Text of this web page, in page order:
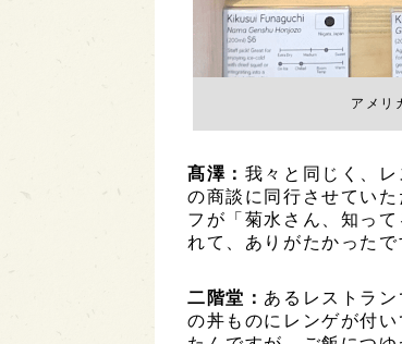
アメリ
髙澤： 我々と同じく、
の商談に同行させてい
フが「菊水さん、知っ
れて、ありがたかったで
二階堂： あるレストラ
の丼ものにレンゲが付